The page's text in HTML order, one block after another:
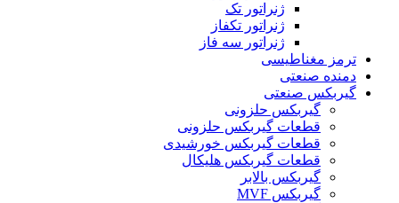
ژنراتور تک
ژنراتور تکفاز
ژنراتور سه فاز
ترمز مغناطیسی
دمنده صنعتی
گیربکس صنعتی
گیربکس حلزونی
قطعات گيربکس حلزونی
قطعات گيربکس خورشيدی
قطعات گیربکس هلیکال
گيربکس بالابر
گیربکس MVF